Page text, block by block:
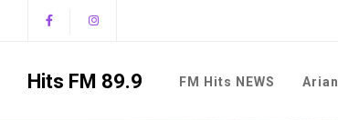
Hits FM 89.9 FM Hits NEWS